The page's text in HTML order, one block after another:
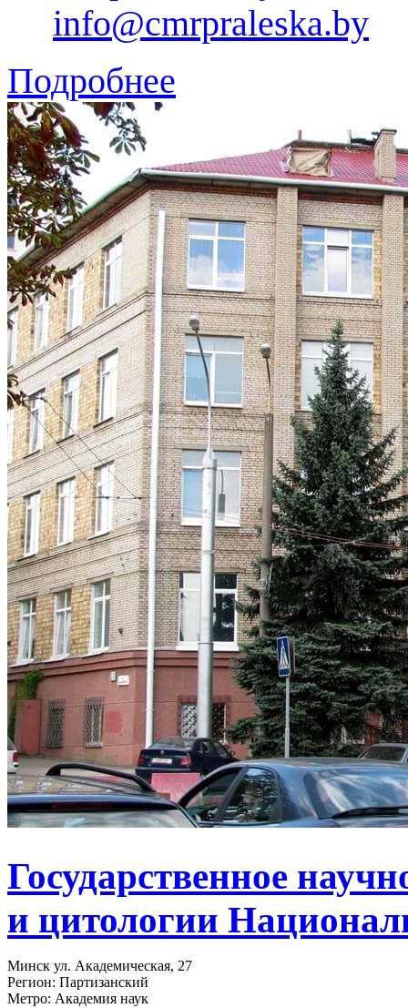
info@cmrpraleska.by
Подробнее
Государственное
и цитологии
Минск ул. Академическая, 27
Регион: Партизанский
Метро: Академия наук